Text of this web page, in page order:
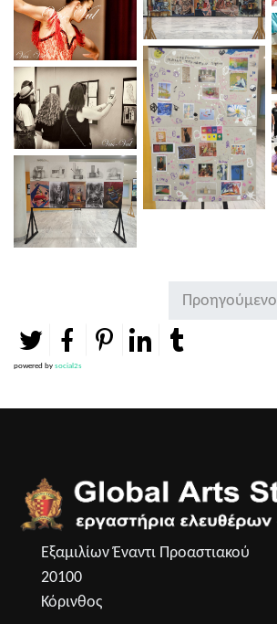
Προηγούμενο
powered by social2s
Εξαμιλίων Έναντι Προαστιακού
20100
Κόρινθος